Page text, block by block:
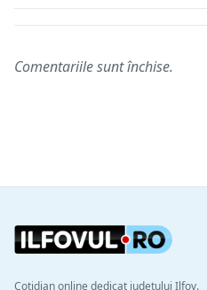
Comentariile sunt închise.
Cotidian online dedicat județului Ilfov.